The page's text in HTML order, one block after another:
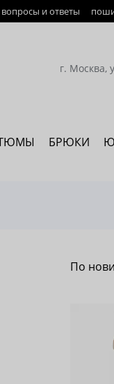
вопросы и ответы
г. Москва,
БРЮКИ
По
По
По